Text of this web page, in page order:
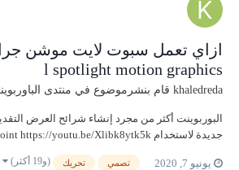
ازاي تعمل سبوت لايت موشن
l spotlight motion graphics
khaledreda قام بنشرموضوع في منتدى
البوربوينت أكثر من مجرد إنشاء شرائح العرض
جديدة لاستخدام PowerPoint https://youtu.be/Xlibk8ytk5k
يونيو 7, 2020 تصمي تحريك (و19 أكثر)